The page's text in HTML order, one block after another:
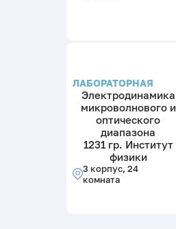
ЛАБОРАТОРНАЯ
Электродинамика
микроволнового и
оптического
диапазона
1231 гр. Институт
физики
3 корпус, 24
комната